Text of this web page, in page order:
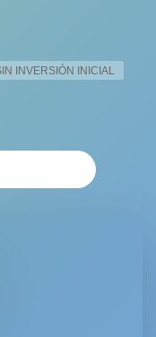
INVERSIÓN INICIAL